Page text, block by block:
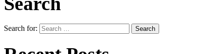
Search for: Search